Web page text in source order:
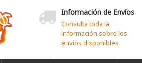
Información de Envíos
Consulta toda la
información sobre los
envíos disponibles